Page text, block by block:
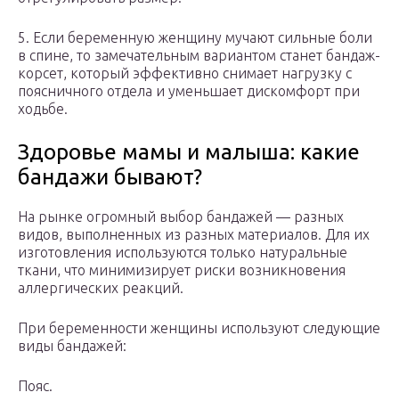
5. Если беременную женщину мучают сильные боли
в спине, то замечательным вариантом станет бандаж-
корсет, который эффективно снимает нагрузку с
поясничного отдела и уменьшает дискомфорт при
ходьбе.
Здоровье мамы и малыша: какие
бандажи бывают?
На рынке огромный выбор бандажей — разных
видов, выполненных из разных материалов. Для их
изготовления используются только натуральные
ткани, что минимизирует риски возникновения
аллергических реакций.
При беременности женщины используют следующие
виды бандажей:
Пояс.